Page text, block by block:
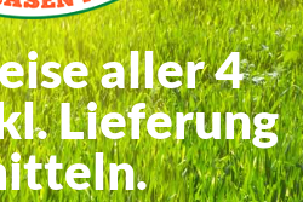
aller 4
Lieferung